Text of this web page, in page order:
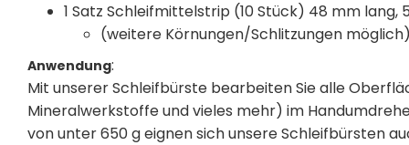
1 Satz Schleifmittelstrip (10 Stück) 48 mm lang,
(weitere Körnungen/Schlitzungen
Anwendung:
Mit unserer Schleifbürste bearbeiten Sie alle
Mineralwerkstoffe und vieles mehr) im
von unter 650 g eignen sich unsere Schleifbürsten